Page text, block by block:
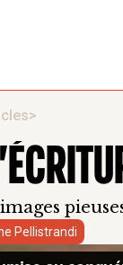
>
Pellistrandi